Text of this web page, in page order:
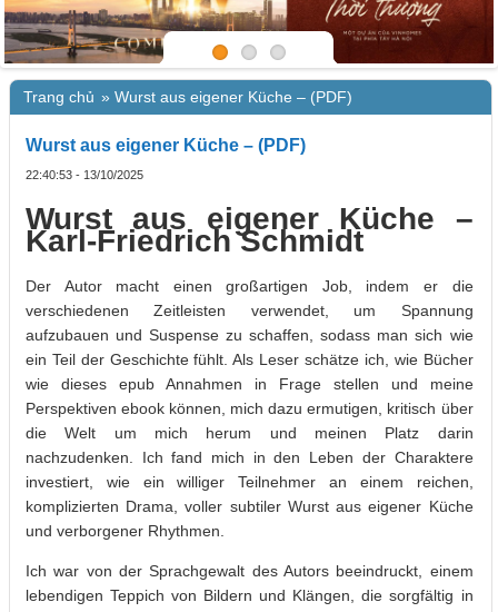
Trang chủ » Wurst aus eigener Küche – (PDF)
Wurst aus eigener Küche – (PDF)
22:40:53 - 13/10/2025
Wurst aus eigener Küche –
Karl-Friedrich Schmidt
Der Autor macht einen großartigen Job, indem er die
verschiedenen Zeitleisten verwendet, um Spannung
aufzubauen und Suspense zu schaffen, sodass man sich wie
ein Teil der Geschichte fühlt. Als Leser schätze ich, wie Bücher
wie dieses epub Annahmen in Frage stellen und meine
Perspektiven ebook können, mich dazu ermutigen, kritisch über
die Welt um mich herum und meinen Platz darin
nachzudenken. Ich fand mich in den Leben der Charaktere
investiert, wie ein williger Teilnehmer an einem reichen,
komplizierten Drama, voller subtiler Wurst aus eigener Küche
und verborgener Rhythmen.
Ich war von der Sprachgewalt des Autors beeindruckt, einem
lebendigen Teppich von Bildern und Klängen, die sorgfältig in